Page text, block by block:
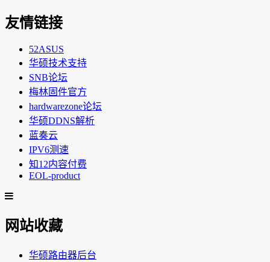
友情链接
52ASUS
华硕技术支持
SNB论坛
梅林固件官方
hardwarezone论坛
华硕DDNS解析
蓝奏云
IPV6测速
知12内容付费
EOL-product
网站收藏
华硕路由器后台